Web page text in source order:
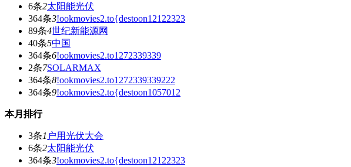
6条2太阳能光伏
364条3!ookmovies2.to{destoon12122323
89条4世纪新能源网
40条5中国
364条6!ookmovies2.to1272339339
2条7SOLARMAX
364条8!ookmovies2.to1272339339222
364条9!ookmovies2.to{destoon1057012
本月排行
3条1 户用光伏大会
6条2太阳能光伏
364条3!ookmovies2.to{destoon12122323